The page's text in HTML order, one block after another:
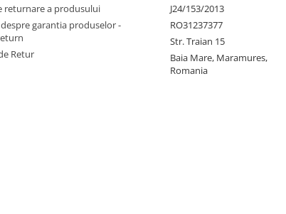
returnare a produsului
garantia produselor -
Retur
J24/153/2013
RO31237377
Str. Traian 15
Baia Mare, Maramures,
Romania